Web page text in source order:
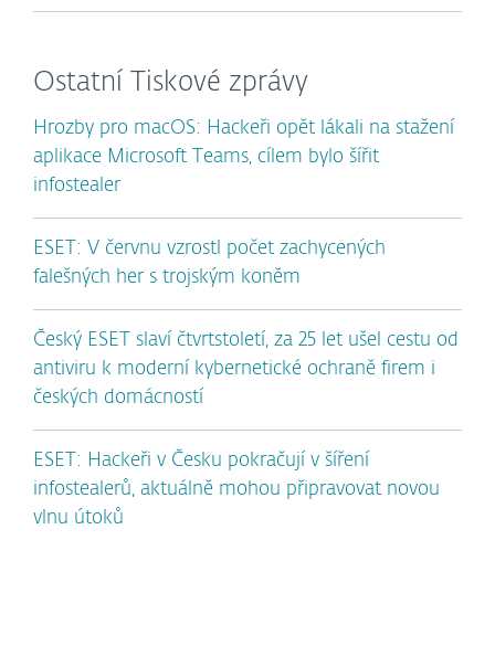
Ostatní Tiskové zprávy
Hrozby pro macOS: Hackeři opět lákali na stažení
aplikace Microsoft Teams, cílem bylo šířit
infostealer
ESET: V červnu vzrostl počet zachycených
falešných her s trojským koněm
Český ESET slaví čtvrtstoletí, za 25 let ušel cestu od
antiviru k moderní kybernetické ochraně firem i
českých domácností
ESET: Hackeři v Česku pokračují v šíření
infostealerů, aktuálně mohou připravovat novou
vlnu útoků